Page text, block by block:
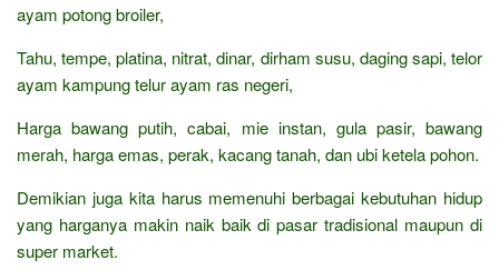
ayam potong broiler,
Tahu, tempe, platina, nitrat, dinar, dirham susu, daging sapi, telor
ayam kampung telur ayam ras negeri,
Harga bawang putih, cabai, mie instan, gula pasir, bawang
merah, harga emas, perak, kacang tanah, dan ubi ketela pohon.
Demikian juga kita harus memenuhi berbagai kebutuhan hidup
yang harganya makin naik baik di pasar tradisional maupun di
super market.